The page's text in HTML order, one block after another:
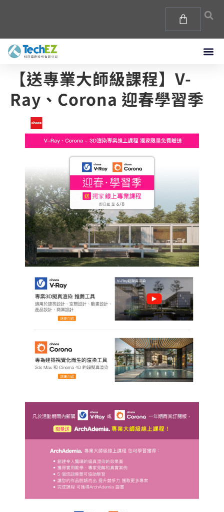
【送專業大師級課程】V-
Ray、Corona 迎春學習季